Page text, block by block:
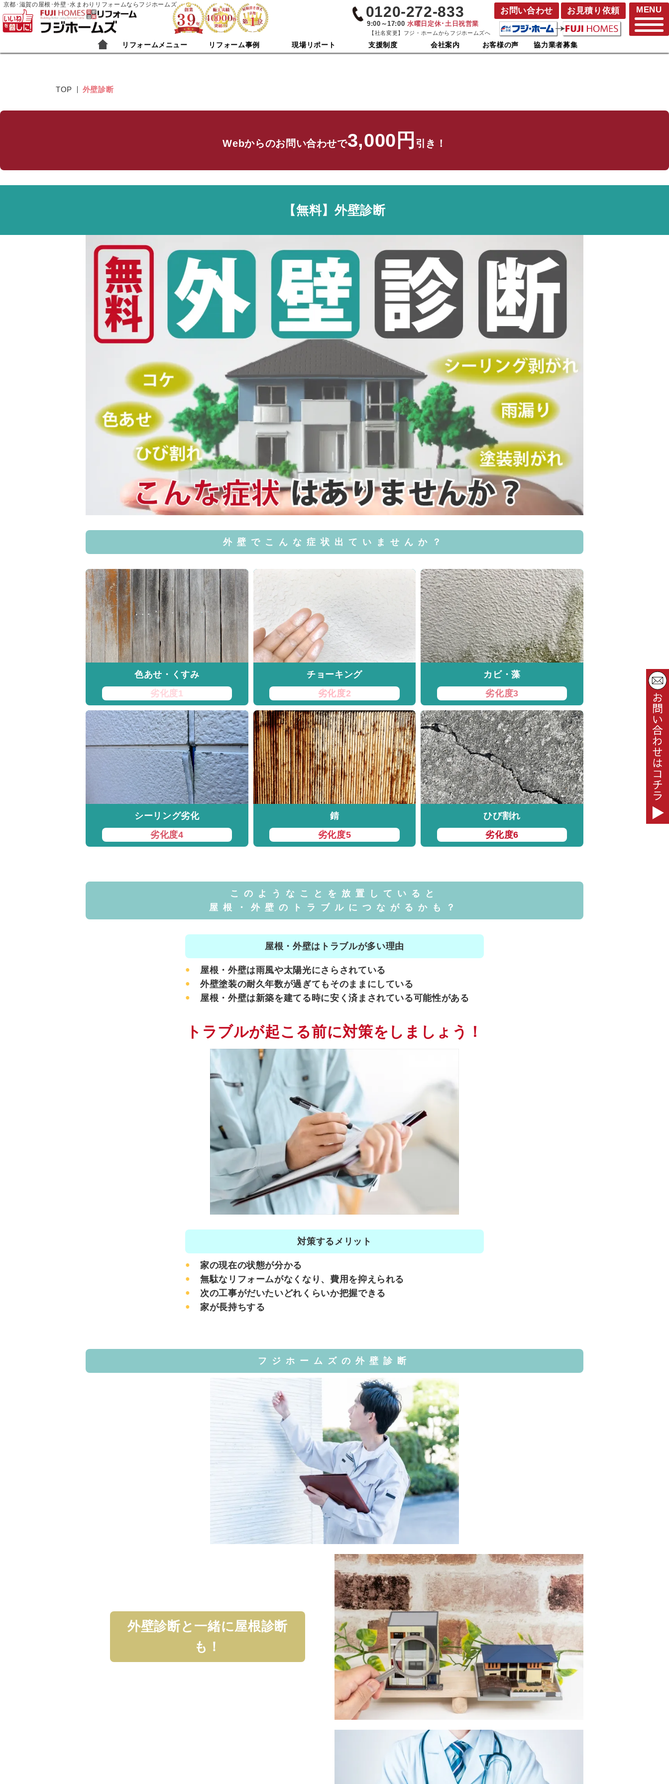
京都･滋賀の屋根･外壁･水まわりリフォームならフジホームズ 0120-272-833
9:00～17:00水曜日定休･土日祝営業
お問い合わせ お見積り依頼
リフォームメニュー リフォーム事例 現場リポート 支援制度 会社案内 お客様の声 協力業者募集
MENU
【社名変更】フジ・ホームからフジホームズへ
TOP 外壁診断
Webからのお問い合わせで3,000円 引き！
【無料】外壁診断
外壁でこんな症状出ていませんか？
色あせ・くすみ
劣化度1
チョーキング
劣化度2
カビ・藻
劣化度3
シーリング劣化
劣化度4
錆
劣化度5
ひび割れ
劣化度6
このようなことを放置していると
屋根・外壁のトラブルにつながるかも？
屋根・外壁はトラブルが多い理由
屋根・外壁は雨風や太陽光にさらされている
外壁塗装の耐久年数が過ぎてもそのままにしている
屋根・外壁は新築を建てる時に安く済まされている可能性がある
トラブルが起こる前に対策をしましょう！
対策するメリット
家の現在の状態が分かる
無駄なリフォームがなくなり、費用を抑えられる
次の工事がだいたいどれくらいか把握できる
家が長持ちする
フジホームズの外壁診断
外壁診断と一緒に屋根診断
も！